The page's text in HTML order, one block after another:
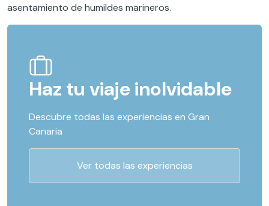
asentamiento de humildes marineros.
Haz tu viaje inolvidable
Descubre todas las experiencias en Gran
Canaria
Ver todas las experiencias